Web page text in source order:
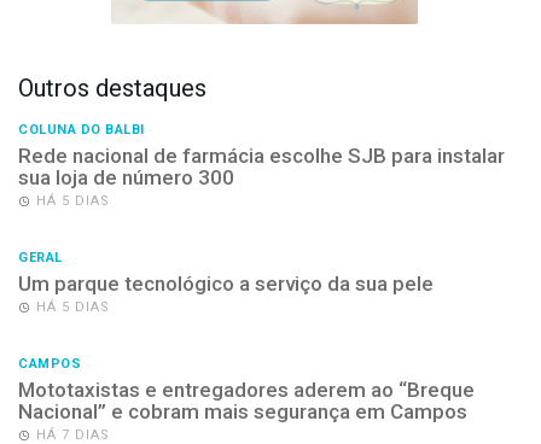
Outros destaques
COLUNA DO BALBI
Rede nacional de farmácia escolhe SJB para instalar
sua loja de número 300
HÁ 5 DIAS
GERAL
Um parque tecnológico a serviço da sua pele
HÁ 5 DIAS
CAMPOS
Mototaxistas e entregadores aderem ao “Breque
Nacional” e cobram mais segurança em Campos
HÁ 7 DIAS